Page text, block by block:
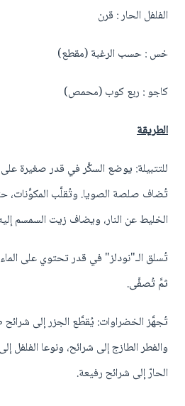
الفلفل الحار : قرن
خس : حسب الرغبة (مقطع)
كاجو : ربع كوب (محمص)
الطريقة
للتتبيلة: يوضع السكَّر في قدر صغيرة
تُضاف صلصة الصويا. وتُقلَّب المكوِّنات،
الخليط عن النار، ويضاف زيت السمسم
تُسلق الـ"نودلز" في قدر تحتوي على الماء
ثمَّ تُصفَّى.
تُجهَّز الخضراوات: يُقطَّع الجزر إلى شرائح
والفطر الطازج إلى شرائح، ونوعا الفلفل
الحارّ إلى شرائح رفيعة.